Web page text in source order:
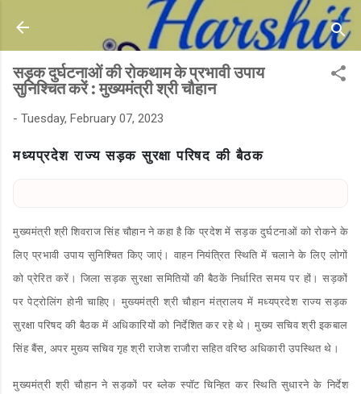
Skip to main content
सड़क दुर्घटनाओं की रोकथाम के प्रभावी उपाय
सुनिश्चित करें : मुख्यमंत्री श्री चौहान
- Tuesday, February 07, 2023
मध्यप्रदेश राज्य सड़क सुरक्षा परिषद की बैठक
मुख्यमंत्री श्री शिवराज सिंह चौहान ने कहा है कि प्रदेश में सड़क दुर्घटनाओं को रोकने के
लिए प्रभावी उपाय सुनिश्चित किए जाएं। वाहन नियंत्रित स्थिति में चलाने के लिए लोगों
को प्रेरित करें। जिला सड़क सुरक्षा समितियों की बैठकें निर्धारित समय पर हों। सड़कों
पर पेट्रोलिंग होनी चाहिए। मुख्यमंत्री श्री चौहान मंत्रालय में मध्यप्रदेश राज्य सड़क
सुरक्षा परिषद की बैठक में अधिकारियों को निर्देशित कर रहे थे। मुख्य सचिव श्री इकबाल
सिंह बैंस, अपर मुख्य सचिव गृह श्री राजेश राजौरा सहित वरिष्ठ अधिकारी उपस्थित थे।
मुख्यमंत्री श्री चौहान ने सड़कों पर ब्लेक स्पॉट चिन्हित कर स्थिति सुधारने के निर्देश